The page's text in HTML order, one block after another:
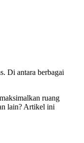
Di antara berbagai
ruang
lain? Artikel ini